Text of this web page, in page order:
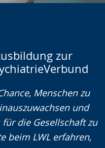
zur
Menschen zu
und
die Gesellschaft zu
beim LWL erfahren,